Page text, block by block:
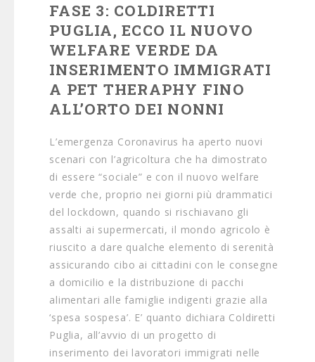
FASE 3: COLDIRETTI
PUGLIA, ECCO IL NUOVO
WELFARE VERDE DA
INSERIMENTO IMMIGRATI
A PET THERAPHY FINO
ALL’ORTO DEI NONNI
L’emergenza Coronavirus ha aperto nuovi
scenari con l’agricoltura che ha dimostrato
di essere “sociale” e con il nuovo welfare
verde che, proprio nei giorni più drammatici
del lockdown, quando si rischiavano gli
assalti ai supermercati, il mondo agricolo è
riuscito a dare qualche elemento di serenità
assicurando cibo ai cittadini con le consegne
a domicilio e la distribuzione di pacchi
alimentari alle famiglie indigenti grazie alla
‘spesa sospesa’. E’ quanto dichiara Coldiretti
Puglia, all’avvio di un progetto di
inserimento dei lavoratori immigrati nelle